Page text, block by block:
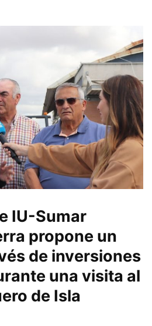
IU-Sumar
propone un
de inversiones
una visita al
de Isla